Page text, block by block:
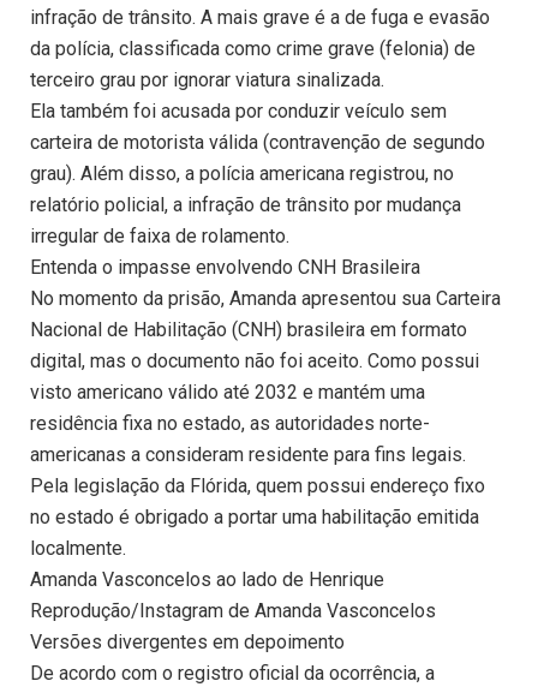
infração de trânsito. A mais grave é a de fuga e evasão
da polícia, classificada como crime grave (felonia) de
terceiro grau por ignorar viatura sinalizada.
Ela também foi acusada por conduzir veículo sem
carteira de motorista válida (contravenção de segundo
grau). Além disso, a polícia americana registrou, no
relatório policial, a infração de trânsito por mudança
irregular de faixa de rolamento.
Entenda o impasse envolvendo CNH Brasileira
No momento da prisão, Amanda apresentou sua Carteira
Nacional de Habilitação (CNH) brasileira em formato
digital, mas o documento não foi aceito. Como possui
visto americano válido até 2032 e mantém uma
residência fixa no estado, as autoridades norte-
americanas a consideram residente para fins legais.
Pela legislação da Flórida, quem possui endereço fixo
no estado é obrigado a portar uma habilitação emitida
localmente.
Amanda Vasconcelos ao lado de Henrique
Reprodução/Instagram de Amanda Vasconcelos
Versões divergentes em depoimento
De acordo com o registro oficial da ocorrência, a